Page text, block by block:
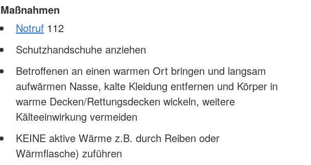
Maßnahmen
Notruf 112
Schutzhandschuhe anziehen
Betroffenen an einen warmen Ort bringen und langsam
aufwärmen Nasse, kalte Kleidung entfernen und Körper in
warme Decken/Rettungsdecken wickeln, weitere
Kälteeinwirkung vermeiden
KEINE aktive Wärme z.B. durch Reiben oder
Wärmflasche) zuführen